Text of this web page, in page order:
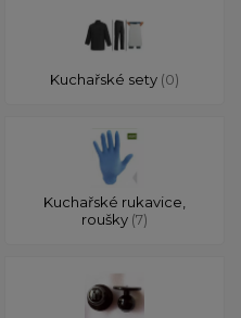
Kuchařské sety (0)
Kuchařské rukavice,
roušky (7)